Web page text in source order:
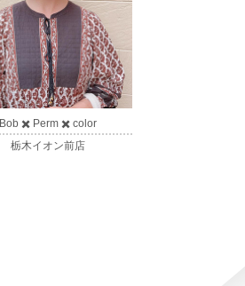
Bob ✖️ Perm ✖️ color
栃木イオン前店